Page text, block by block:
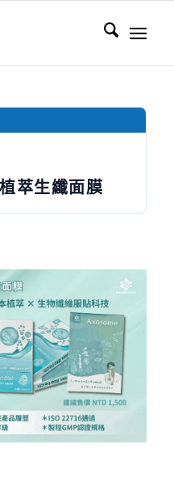
萃生纖面膜